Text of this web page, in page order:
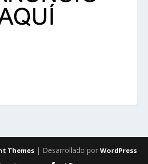
Themes| Desarrollado por WordPress